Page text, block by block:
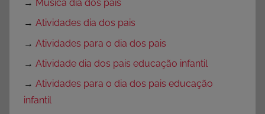
→ Musica dia dos pais
→ Atividades dia dos pais
→ Atividades para o dia dos pais
→ Atividade dia dos pais educação infantil
→ Atividades para o dia dos pais educação
infantil